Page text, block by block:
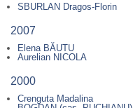
SBURLAN Dragos-Florin
2007
Elena BĂUTU
Aurelian NICOLA
2000
Crenguta Madalina